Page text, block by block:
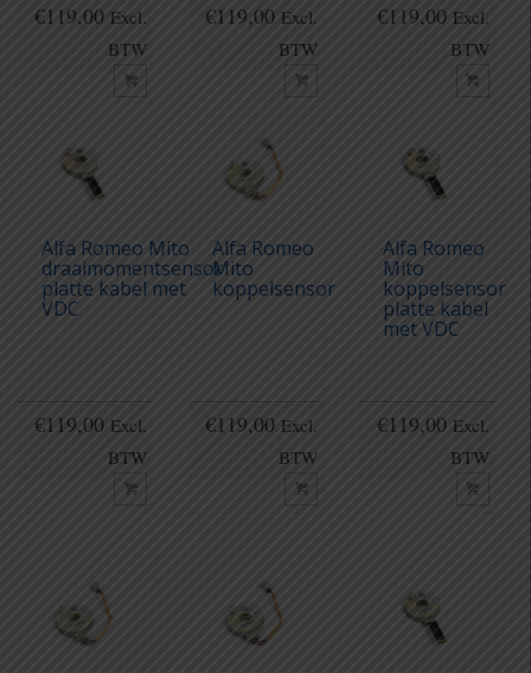
€119,00 Excl.
BTW
€119,00 Excl.
BTW
€119,00 Excl.
BTW
Alfa Romeo Mito
draaimomentsensor
platte kabel met
VDC
€119,00 Excl.
BTW
Alfa Romeo
Mito
koppelsensor
€119,00 Excl.
BTW
Alfa Romeo
Mito
koppelsensor
platte kabel
met VDC
€119,00 Excl.
BTW